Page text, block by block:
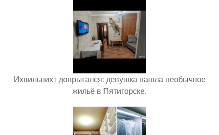
Ихвильнихт допрыгался: девушка нашла необычное
жильё в Пятигорске.